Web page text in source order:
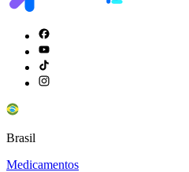
Brasil
Medicamentos